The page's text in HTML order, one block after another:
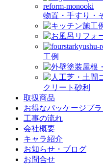
物置・手すり・
工例
屋根
クリート砂利
取扱商品
お得なパッケージプラ
工事の流れ
会社概要
キャラ紹介
お知らせ・ブログ
お問合せ